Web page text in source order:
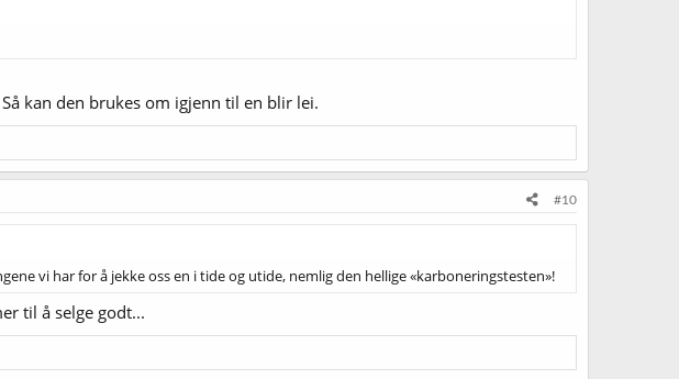
kan den brukes om igjenn til en blir lei.
#10
vi har for å jekke oss en i tide og utide, nemlig den hellige «karboneringstesten»!
til å selge godt...